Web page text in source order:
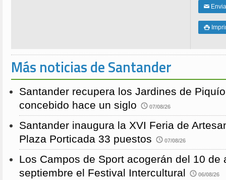
✉

Más noticias de Santander
Santander recupera los Jardines de
concebido hace un siglo
07/08/26
Santander inaugura la XVI Feria de
Plaza Porticada 33 puestos
07/08/26
Los Campos de Sport acogerán del 10 de
septiembre el Festival Intercultural
06/08/26